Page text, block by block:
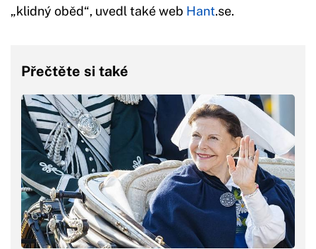
„klidný oběd“, uvedl také web Hant.se.
Přečtěte si také